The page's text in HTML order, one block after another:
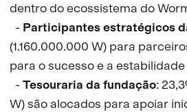
dentro do ecossistema do
- Participantes estratégicos
(1.160.000.000 W) para
para o sucesso e a
- Tesouraria da fundação:
W) são alocados para apoiar